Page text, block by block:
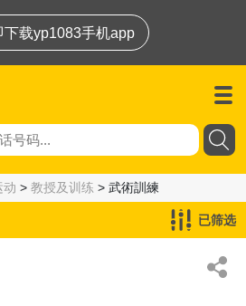
下载yp1083手机app
动 > 教授及训练 > 武術訓練
已筛选